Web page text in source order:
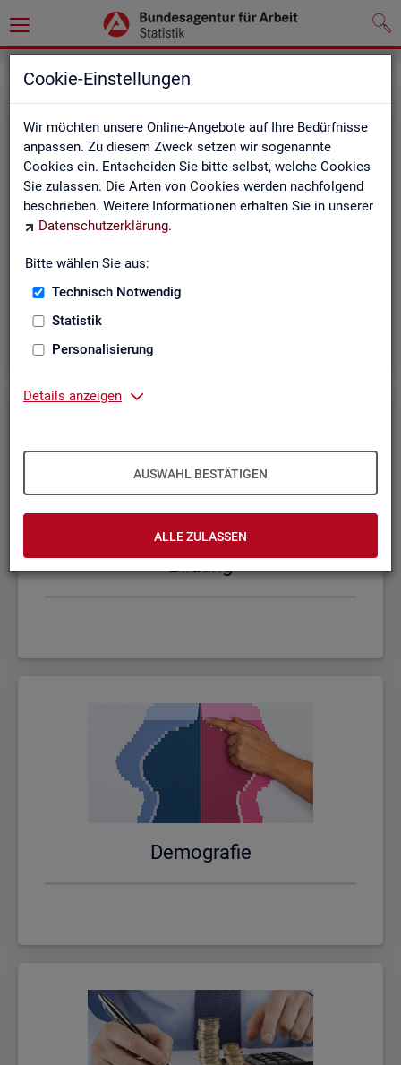
Cookie-Einstellungen
Wir möchten unsere Online-Angebote auf Ihre Bedürfnisse
anpassen. Zu diesem Zweck setzen wir sogenannte
Cookies ein. Entscheiden Sie bitte selbst, welche Cookies
Sie zulassen. Die Arten von Cookies werden nachfolgend
beschrieben. Weitere Informationen erhalten Sie in unserer
Datenschutzerklärung.
Bitte wählen Sie aus:
Technisch Notwendig
Statistik
Personalisierung
Details anzeigen
AUSWAHL BESTÄTIGEN
ALLE ZULASSEN
Bil­dung
De­mo­gra­fie